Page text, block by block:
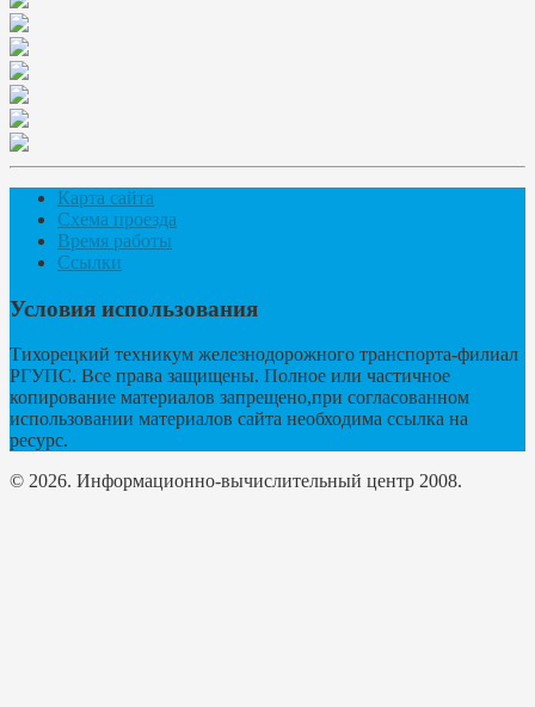
Карта сайта
Схема проезда
Время работы
Ссылки
Условия использования
Тихорецкий техникум железнодорожного транспорта-филиал
РГУПС. Все права защищены. Полное или частичное
копирование материалов запрещено,при согласованном
использовании материалов сайта необходима ссылка на
ресурс.
© 2026. Информационно-вычислительный центр 2008.